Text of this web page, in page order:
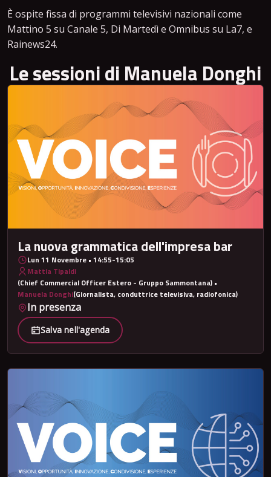
È ospite fissa di programmi televisivi nazionali come
Mattino 5 su Canale 5, Di Martedì e Omnibus su La7, e
Rainews24.
Le sessioni di Manuela Donghi
La nuova grammatica dell'impresa bar
Lun 11 Novembre • 14:55-15:05
Mattia Tipaldi
(Chief Commercial Officer Estero - Gruppo Sammontana) •
Manuela Donghi(Giornalista, conduttrice televisiva, radiofonica)
In presenza
Salva nell'agenda